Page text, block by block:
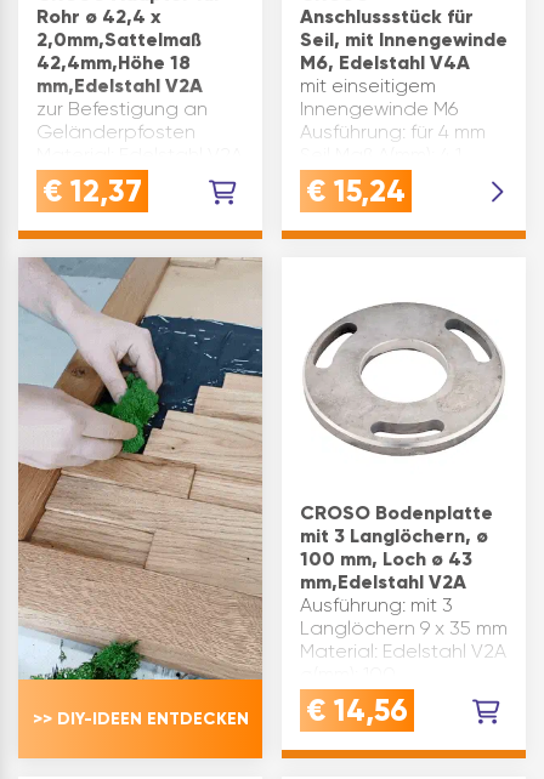
Rohr ø 42,4 x
2,0mm,Sattelmaß
42,4mm,Höhe 18
mm,Edelstahl V2A
zur Befestigung an
Geländerpfosten
Ausführung: für Rohr ø
42,4 x 2,0 mm,
Maß B(mm): 18 Maß
A(mm): 42,4 Marke:
Croso Oberfläche:
geschliffen
Inhaltsangabe (…
€ 12,37
Anschlussstück für
Seil, mit Innengewinde
M6, Edelstahl V4A
mit einseitigem
Innengewinde M6
Ausführung: für 4 mm
Material: Edelstahl V4A
Marke: Croso
geschliffen
€ 15,24
>> DIY-IDEEN ENTDECKEN
CROSO Bodenplatte
mit 3 Langlöchern, ø
100 mm, Loch ø 43
mm,Edelstahl V2A
Ausführung: mit 3
Langlöchern 9 x 35 mm
Material: Edelstahl V2A
Materialstärke(mm): 8
Mittelloch ø(mm): 43
Oberfläche:
€ 14,56